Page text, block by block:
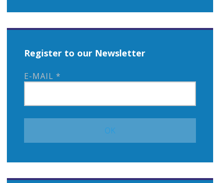
Register to our Newsletter
E-MAIL *